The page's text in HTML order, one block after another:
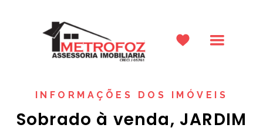
INFORMAÇÕES DOS IMÓVEIS
Sobrado à venda, JARDIM